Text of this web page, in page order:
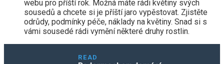
webu pro příští rok. Možná máte rádi květiny svých
sousedů a chcete si je příští jaro vypěstovat. Zjistěte
odrůdy, podmínky péče, náklady na květiny. Snad si s
vámi sousedé rádi vymění některé druhy rostlin.
READ